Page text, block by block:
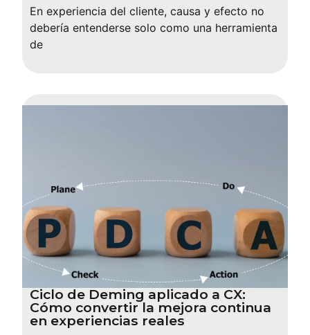
En experiencia del cliente, causa y efecto no
debería entenderse solo como una herramienta
de
Ciclo de Deming aplicado a CX:
Cómo convertir la mejora continua
en experiencias reales